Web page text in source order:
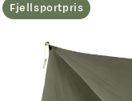
Fjellsportpris